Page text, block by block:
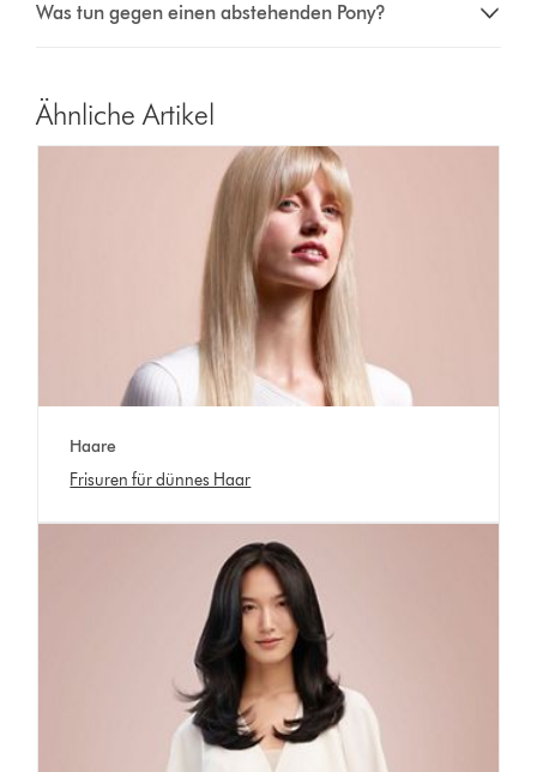
Was tun gegen einen abstehenden Pony?
Ähnliche Artikel
Haare
Frisuren für dünnes Haar